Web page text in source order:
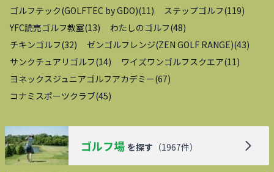
ゴルフテック(GOLFTEC by GDO)(11 ) ステップゴルフ(119)
YFC読売ゴルフ教室(13) わたしのゴルフ(48)
チキンゴルフ(32) ゼンゴルフレンジ(ZEN GOLF RANGE)(43)
サンクチュアリゴルフ(14) ワイズワンゴルフスクエア(11 )
ヨネックスジュニアゴルフアカデミー(67)
コナミスポーツクラブ(45)
ゴルフ場 を探す （1967件）